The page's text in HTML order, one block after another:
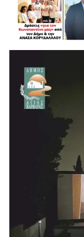
γεννιέται,
διαμορφώνοντας
ζωής.
Η συνέντευξη
την πόλη. Ο
δημιουργία νέου
Βαρβάρα, με
ανέφερε,
πρόκειται να
αθλητικές